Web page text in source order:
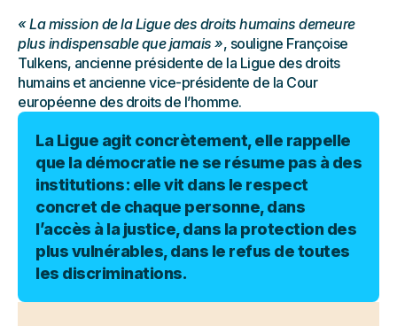
« La mission de la Ligue des droits humains demeure
plus indispensable que jamais », souligne Françoise
Tulkens, ancienne présidente de la Ligue des droits
humains et ancienne vice-présidente de la Cour
européenne des droits de l’homme.
La Ligue agit concrètement, elle rappelle
que la démocratie ne se résume pas à des
institutions : elle vit dans le respect
concret de chaque personne, dans
l’accès à la justice, dans la protection des
plus vulnérables, dans le refus de toutes
les discriminations.